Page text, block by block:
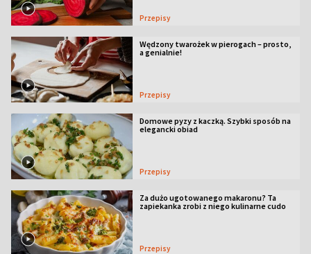
Przepisy
Wędzony twarożek w pierogach – prosto,
a genialnie!
Przepisy
Domowe pyzy z kaczką. Szybki sposób na
elegancki obiad
Przepisy
Za dużo ugotowanego makaronu? Ta
zapiekanka zrobi z niego kulinarne cudo
Przepisy